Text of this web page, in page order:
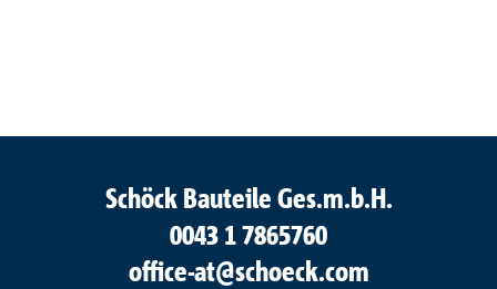
Schöck Bauteile Ges.m.b.H.
0043 1 7865760
office-at@schoeck.com